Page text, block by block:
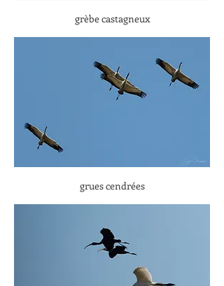
grèbe castagneux
grues cendrées